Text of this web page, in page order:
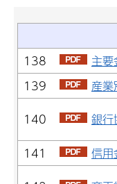
138
主
139
産
140
銀行
141
信用